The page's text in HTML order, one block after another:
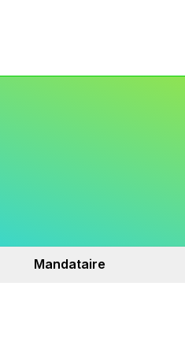
Mandataire